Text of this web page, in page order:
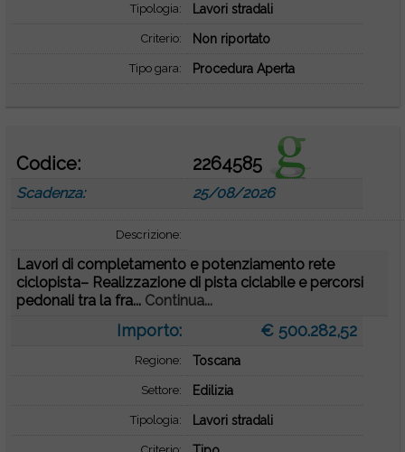
Tipologia: Lavori stradali
Criterio: Non riportato
Tipo gara: Procedura Aperta
Codice: 2264585
Scadenza: 25/08/2026
Descrizione:
Lavori di completamento e potenziamento rete
ciclopista– Realizzazione di pista ciclabile e percorsi
pedonali tra la fra... Continua...
Importo: € 500.282,52
Regione: Toscana
Settore: Edilizia
Tipologia: Lavori stradali